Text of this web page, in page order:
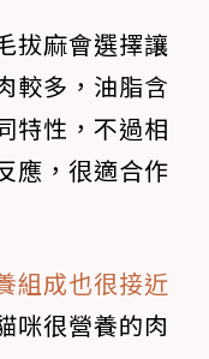
拔麻會選擇讓
較多，油脂含
特性，不過相
應，很適合作
組成也很接近
咪很營養的肉